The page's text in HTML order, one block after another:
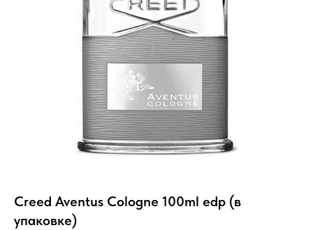
Creed Aventus Cologne 100ml edp (в
упаковке)